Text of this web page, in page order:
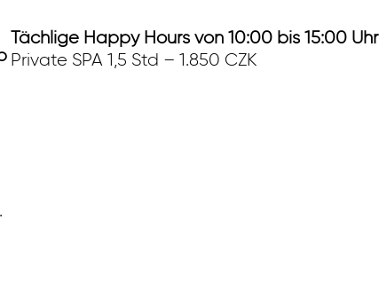
Tächlige Happy Hours von 10:00 bis 15:00 Uhr
Private SPA 1,5 Std – 1.850 CZK